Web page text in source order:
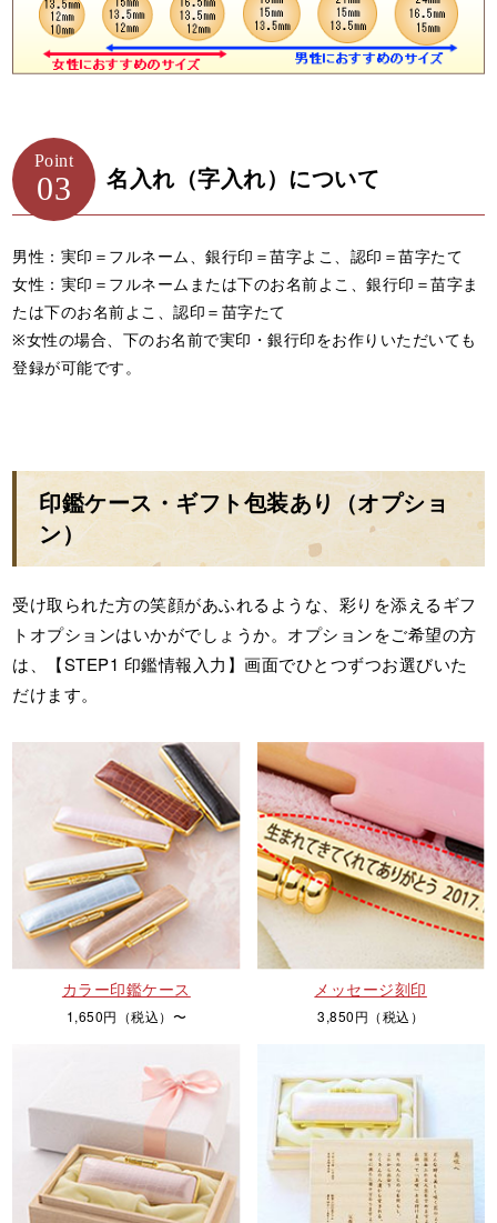
Point
03 名入れ（字入れ）について
男性：実印＝フルネーム、銀行印＝苗字よこ、認印＝苗字たて
女性：実印＝フルネームまたは下のお名前よこ、銀行印＝苗字ま
たは下のお名前よこ、認印＝苗字たて
※女性の場合、下のお名前で実印・銀行印をお作りいただいても
登録が可能です。
印鑑ケース・ギフト包装あり（オプショ
ン）
受け取られた方の笑顔があふれるような、彩りを添えるギフ
トオプションはいかがでしょうか。オプションをご希望の方
は、【STEP1 印鑑情報入力】画面でひとつずつお選びいた
だけます。
カラー印鑑ケース
1,650円（税込）〜
メッセージ刻印
3,850円（税込）